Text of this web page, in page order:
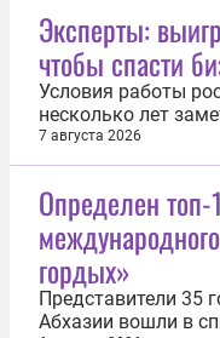
международному
Марина Слуцкая в
профессионалов в
Эксперты:
чтобы спасти
Условия работы
несколько лет
отмечают
финансирования и
конкуренция,
конфликтов и
7 августа 2026
Определен топ-
гордых»
Представители 35
Абхазии вошли в